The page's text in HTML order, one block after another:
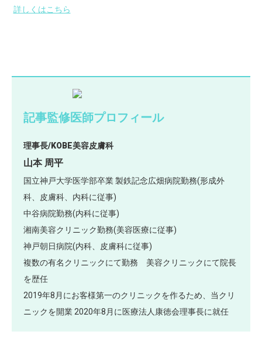
詳しくはこちら
記事監修医師プロフィール
理事長/KOBE美容皮膚科
山本 周平
国立神戸大学医学部卒業 製鉄記念広畑病院勤務(形成外
科、皮膚科、内科に従事)
中谷病院勤務(内科に従事)
湘南美容クリニック勤務(美容医療に従事)
神戸朝日病院(内科、皮膚科に従事)
複数の有名クリニックにて勤務 美容クリニックにて院長
を歴任
2019年8月にお客様第一のクリニックを作るため、当クリ
ニックを開業 2020年8月に医療法人康徳会理事長に就任